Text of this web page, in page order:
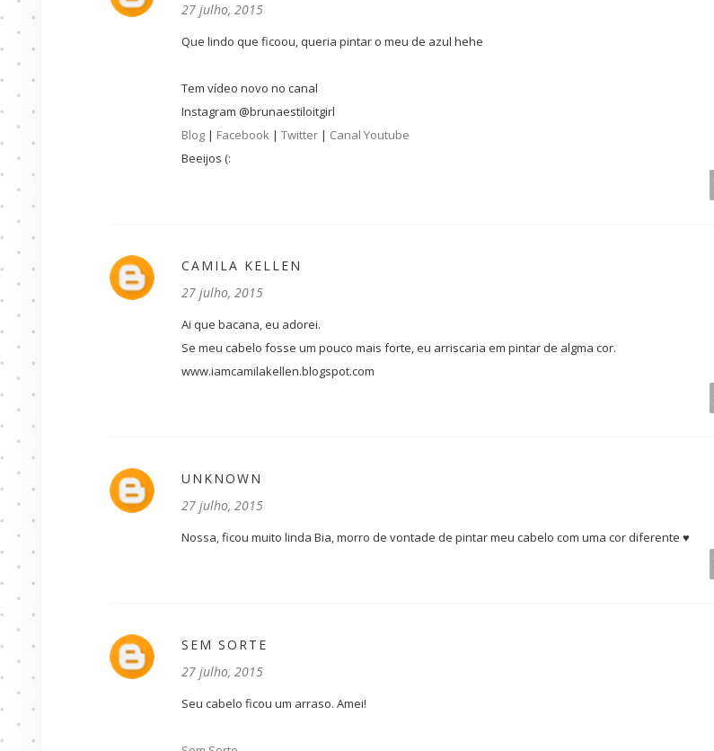
27 julho, 2015
Que lindo que ficoou, queria pintar o meu de azul hehe
Tem vídeo novo no canal
Instagram @brunaestiloitgirl
Blog | Facebook | Twitter | Canal Youtube
Beeijos (:
CAMILA KELLEN
27 julho, 2015
Ai que bacana, eu adorei.
Se meu cabelo fosse um pouco mais forte, eu arriscaria em pintar de algma cor.
www.iamcamilakellen.blogspot.com
UNKNOWN
27 julho, 2015
Nossa, ficou muito linda Bia, morro de vontade de pintar meu cabelo com uma cor diferente ♥
SEM SORTE
27 julho, 2015
Seu cabelo ficou um arraso. Amei!